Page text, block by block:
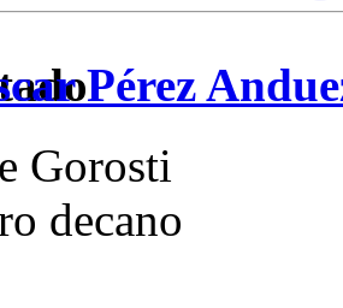
Pérez
Gorosti
decano